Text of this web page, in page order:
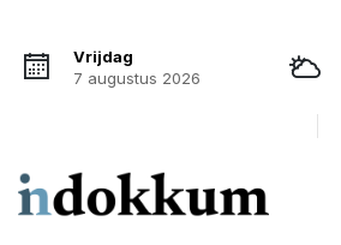
Vrijdag
7 augustus 2026